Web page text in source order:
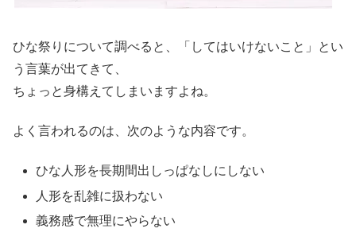
ひな祭りについて調べると、「してはいけないこと」とい
う言葉が出てきて、
ちょっと身構えてしまいますよね。
よく言われるのは、次のような内容です。
ひな人形を長期間出しっぱなしにしない
人形を乱雑に扱わない
義務感で無理にやらない